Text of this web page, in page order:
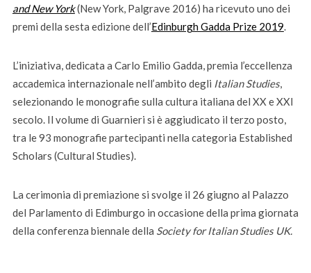
and New York(New York, Palgrave 2016) ha ricevuto uno dei
premi della sesta edizione dell’Edinburgh Gadda Prize 2019.
L’iniziativa, dedicata a Carlo Emilio Gadda, premia l’eccellenza
accademica internazionale nell’ambito degli Italian Studies,
selezionando le monografie sulla cultura italiana del XX e XXI
secolo. Il volume di Guarnieri si è aggiudicato il terzo posto,
tra le 93 monografie partecipanti nella categoria Established
Scholars (Cultural Studies).
La cerimonia di premiazione si svolge il 26 giugno al Palazzo
del Parlamento di Edimburgo in occasione della prima giornata
della conferenza biennale della Society for Italian Studies UK.